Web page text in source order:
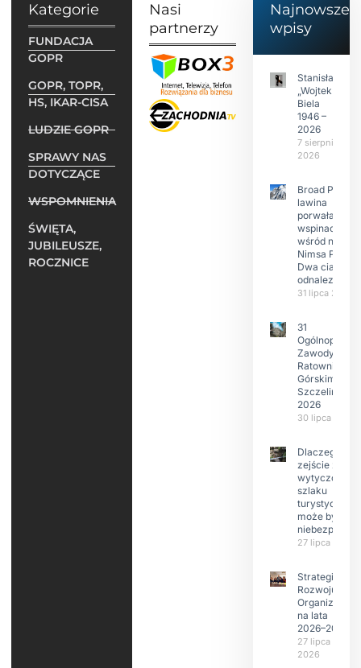
Kategorie
FUNDACJA
GOPR
GOPR, TOPR,
HS, IKAR-CISA
LUDZIE GOPR
SPRAWY NAS
DOTYCZĄCE
WSPOMNIENIA
ŚWIĘTA,
JUBILEUSZE,
ROCZNICE
Nasi
partnerzy
Najnowsze
wpisy
Stanisław
„Wojtek”
Biela
1946 –
2026
7 sierpnia
2026
Broad Peak:
lawina
porwała 10
wspinaczy,
wśród nich
Nimsa Purję.
Dwa ciała
odnalezione.
31 lipca 2026
31
Ogólnopolskie
Zawody w
Ratownictwie
Górskim –
Szczeliniec
2026
30 lipca 2026
Dlaczego
zejście z
wytyczonego
szlaku
może być
27 lipca 2026
Strategia
Rozwoju
Organizacji
na lata
2026–2029
27 lipca
2026